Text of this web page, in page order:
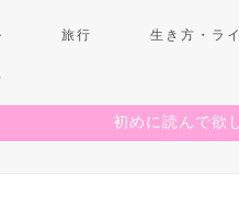
旅行 生き方・ラ
初めに読んで欲